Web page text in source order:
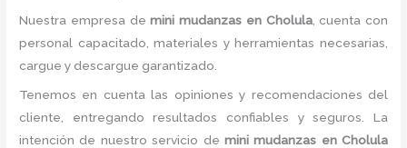
Nuestra empresa demini mudanzas en Cholula, cuenta con
personal capacitado, materiales y herramientas necesarias,
cargue y descargue garantizado.
Tenemos en cuenta las opiniones y recomendaciones del
cliente, entregando resultados confiables y seguros. La
intención de nuestro servicio de mini mudanzas en Cholula